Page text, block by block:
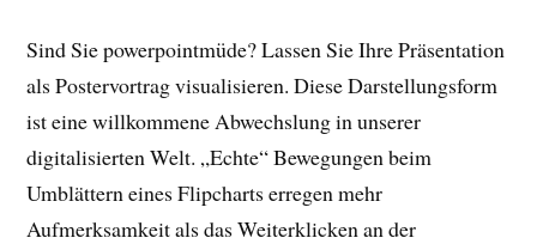
Sind Sie powerpointmüde? Lassen Sie Ihre Präsentation
als Postervortrag visualisieren. Diese Darstellungsform
ist eine willkommene Abwechslung in unserer
digitalisierten Welt. „Echte“ Bewegungen beim
Umblättern eines Flipcharts erregen mehr
Aufmerksamkeit als das Weiterklicken an der